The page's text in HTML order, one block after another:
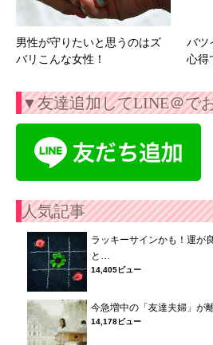
男性が守りたいと思うのはズ
バリこんな女性！
バツ
心得
▼友達追加してLINE＠で
人気記事
ラッキーサインかも！運が
と…
14,405ビュー
今急増中の「友達夫婦」が
14,178ビュー